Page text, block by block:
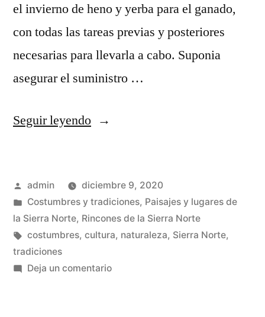
el invierno de heno y yerba para el ganado,
con todas las tareas previas y posteriores
necesarias para llevarla a cabo. Suponia
asegurar el suministro …
Seguir leyendo«La
la
Sierra
Norte»
Publicado
por
admin
diciembre 9, 2020
Publicado
en
Costumbres y tradiciones, Paisajes y lugares de
la Sierra Norte, Rincones de la Sierra Norte
Etiquetas:
costumbres, cultura, naturaleza, Sierra Norte,
tradiciones
Deja un comentarioen